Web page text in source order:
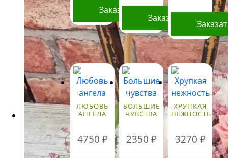
Заказать
Заказать
Этот
товар
имеет
Опции
можно
выбрать
на
странице
ЛЮБОВЬ
АНГЕЛА
4750 ₽
БОЛЬШИЕ
ЧУВСТВА
2350 ₽
ХРУПКАЯ
НЕЖНОСТЬ
3270 ₽